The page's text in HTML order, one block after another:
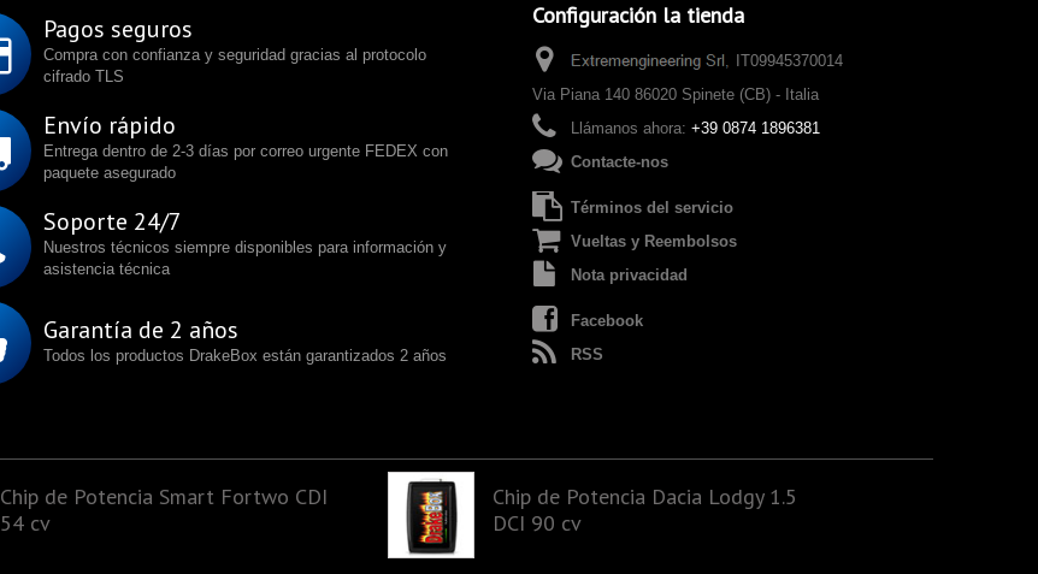
Pagos seguros
Compra con confianza y seguridad gracias al protocolo
cifrado TLS
Envío rápido
Entrega dentro de 2-3 días por correo urgente FEDEX con
paquete asegurado
Soporte 24/7
Nuestros técnicos siempre disponibles para información y
asistencia técnica
Garantía de 2 años
Todos los productos DrakeBox están garantizados 2 años
Configuración la tienda
IT09945370014
Via Piana 140 86020 Spinete (CB) - Italia
Llámanos ahora: +39 0874 1896381
Contacte-nos
Términos del servicio
Vueltas y Reembolsos
Nota privacidad
Facebook
RSS
Chip de Potencia Smart Fortwo CDI
54 cv
Chip de Potencia Dacia Lodgy 1.5
DCI 90 cv